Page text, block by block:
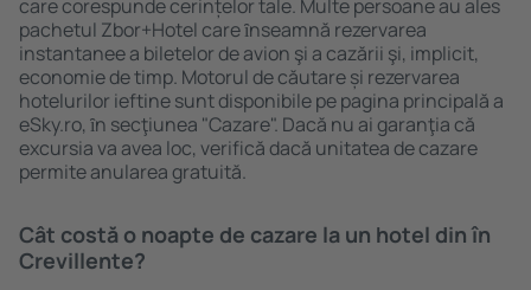
care corespunde cerințelor tale. Multe persoane au ales
pachetul Zbor+Hotel care ȋnseamnă rezervarea
instantanee a biletelor de avion şi a cazării şi, implicit,
economie de timp. Motorul de căutare și rezervarea
hotelurilor ieftine sunt disponibile pe pagina principală a
eSky.ro, ȋn secţiunea "Cazare". Dacă nu ai garanţia că
excursia va avea loc, verifică dacă unitatea de cazare
permite anularea gratuită.
Cât costă o noapte de cazare la un hotel din în
Crevillente?